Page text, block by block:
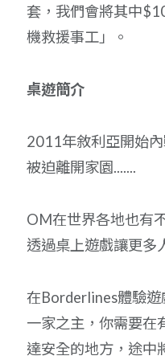
套，我們會將其中
機救援事工」。
桌遊簡介
2011年敘利亞開始
被迫離開家園.......
OM在世界各地也有
透過桌上遊戲讓更多
在Borderlines體驗
一家之主，你需要在
達安全的地方，途中